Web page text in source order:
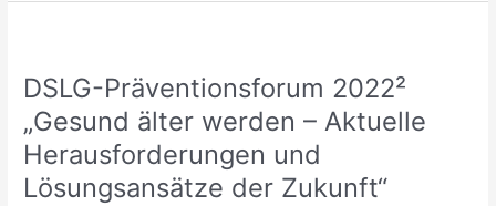
DSLG-Präventionsforum 2022²
„Gesund älter werden – Aktuelle
Herausforderungen und
Lösungsansätze der Zukunft“
2022²
„Gesund
älter
werden
–